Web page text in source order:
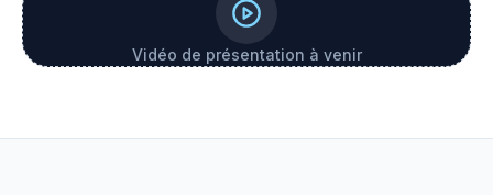
Vidéo de présentation à venir